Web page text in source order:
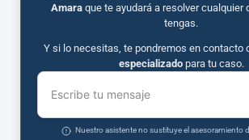
Amaraque te ayudará a resolver cualquier
tengas.
Y si lo necesitas, te pondremos en contacto
especializadopara tu caso.
Escribe tu mensaje
Nuestro asistente no sustituye el asesoramiento